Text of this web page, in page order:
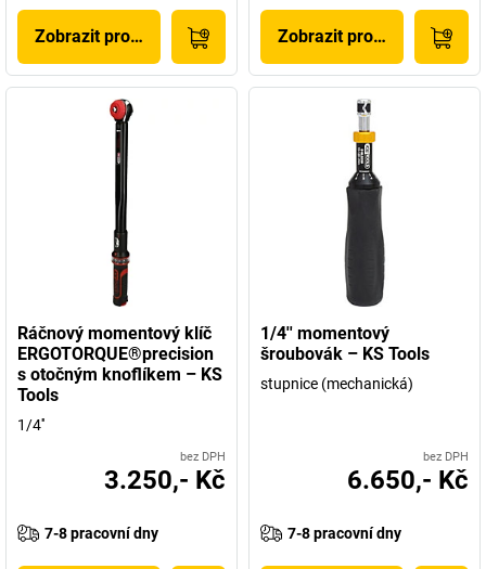
Zobrazit produkt Zobrazit produkt
Ráčnový momentový klíč
ERGOTORQUE®precision
s otočným knoflíkem – KS
Tools
1/4''
bez DPH
3.250,- Kč
7-8 pracovní dny
1/4'' momentový
šroubovák – KS Tools
stupnice (mechanická)
bez DPH
6.650,- Kč
7-8 pracovní dny